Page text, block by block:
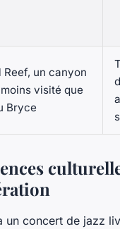
Reef, un canyon
visité que
Bryce
un concert de jazz